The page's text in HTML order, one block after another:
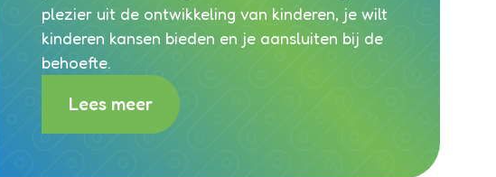
plezier uit de ontwikkeling van kinderen, je wilt
kinderen kansen bieden en je aansluiten bij de
behoefte.
Lees meer